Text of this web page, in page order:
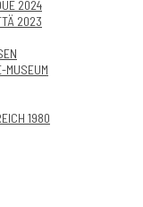
2024
2023
MUSEUM
1980